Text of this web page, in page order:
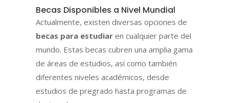
Becas Disponibles a Nivel Mundial
Actualmente, existen diversas opciones de
becas para estudiaren cualquier parte del
mundo. Estas becas cubren una amplia gama
de áreas de estudios, así como también
diferentes niveles académicos, desde
estudios de pregrado hasta programas de